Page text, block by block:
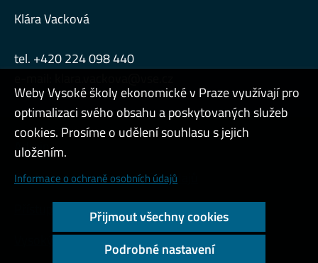
Klára Vacková
tel. +420 224 098 440
Admin
Cookies a ochrana osobních údajů
Přístupnost webu
Vysoký kontrast
Weby Vysoké školy ekonomické v Praze využívají pro
optimalizaci svého obsahu a poskytovaných služeb
cookies. Prosíme o udělení souhlasu s jejich
uložením.
Informace o ochraně osobních údajů
Přijmout všechny cookies
Podrobné nastavení